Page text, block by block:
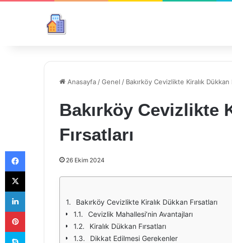
Anasayfa /Genel / Bakırköy Cevizlikte Kiralık Dükkan
Bakırköy Cevizlikte
Fırsatları
26 Ekim 2024
Bakırköy Cevizlikte Kiralık Dükkan Fırsatları
Cevizlik Mahallesi’nin Avantajları
Kiralık Dükkan Fırsatları
Dikkat Edilmesi Gerekenler
Facebook
X
LinkedIn
Pinterest
Skype